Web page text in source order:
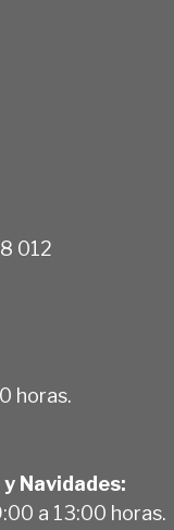
012
horas.
Navidades:
a 13:00 horas.